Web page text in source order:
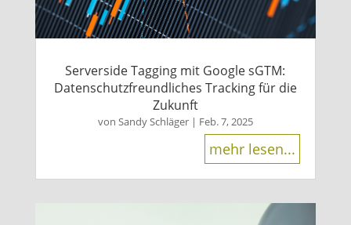
Serverside Tagging mit Google sGTM:
Datenschutzfreundliches Tracking für die
Zukunft
von Sandy Schläger| Feb. 7, 2025
mehr lesen...